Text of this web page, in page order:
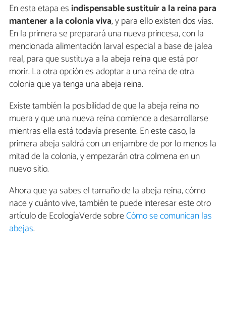
En esta etapa es indispensable sustituir a la reina para
mantener a la colonia viva, y para ello existen dos vías.
En la primera se preparará una nueva princesa, con la
mencionada alimentación larval especial a base de jalea
real, para que sustituya a la abeja reina que está por
morir. La otra opción es adoptar a una reina de otra
colonia que ya tenga una abeja reina.
Existe también la posibilidad de que la abeja reina no
muera y que una nueva reina comience a desarrollarse
mientras ella está todavía presente. En este caso, la
primera abeja saldrá con un enjambre de por lo menos la
mitad de la colonia, y empezarán otra colmena en un
nuevo sitio.
Ahora que ya sabes el tamaño de la abeja reina, cómo
nace y cuánto vive, también te puede interesar este otro
artículo de EcologíaVerde sobreCómo se comunican las
abejas.